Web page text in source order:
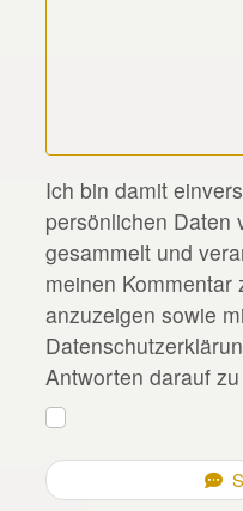
*
Ich bin damit
persönlichen Daten
gesammelt und
meinen Kommentar
anzuzeigen sowie
Antworten darauf